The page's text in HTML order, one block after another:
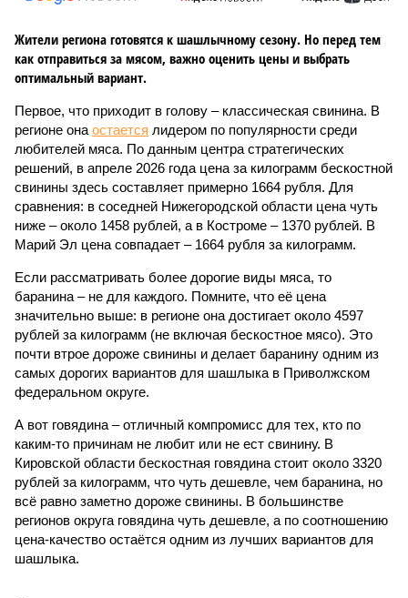
Жители региона готовятся к шашлычному сезону. Но перед тем
как отправиться за мясом, важно оценить цены и выбрать
оптимальный вариант.
Первое, что приходит в голову – классическая свинина. В
регионе она остается лидером по популярности среди
любителей мяса. По данным центра стратегических
решений, в апреле 2026 года цена за килограмм бескостной
свинины здесь составляет примерно 1664 рубля. Для
сравнения: в соседней Нижегородской области цена чуть
ниже – около 1458 рублей, а в Костроме – 1370 рублей. В
Марий Эл цена совпадает – 1664 рубля за килограмм.
Если рассматривать более дорогие виды мяса, то
баранина – не для каждого. Помните, что её цена
значительно выше: в регионе она достигает около 4597
рублей за килограмм (не включая бескостное мясо). Это
почти втрое дороже свинины и делает баранину одним из
самых дорогих вариантов для шашлыка в Приволжском
федеральном округе.
А вот говядина – отличный компромисс для тех, кто по
каким-то причинам не любит или не ест свинину. В
Кировской области бескостная говядина стоит около 3320
рублей за килограмм, что чуть дешевле, чем баранина, но
всё равно заметно дороже свинины. В большинстве
регионов округа говядина чуть дешевле, а по соотношению
цена-качество остаётся одним из лучших вариантов для
шашлыка.